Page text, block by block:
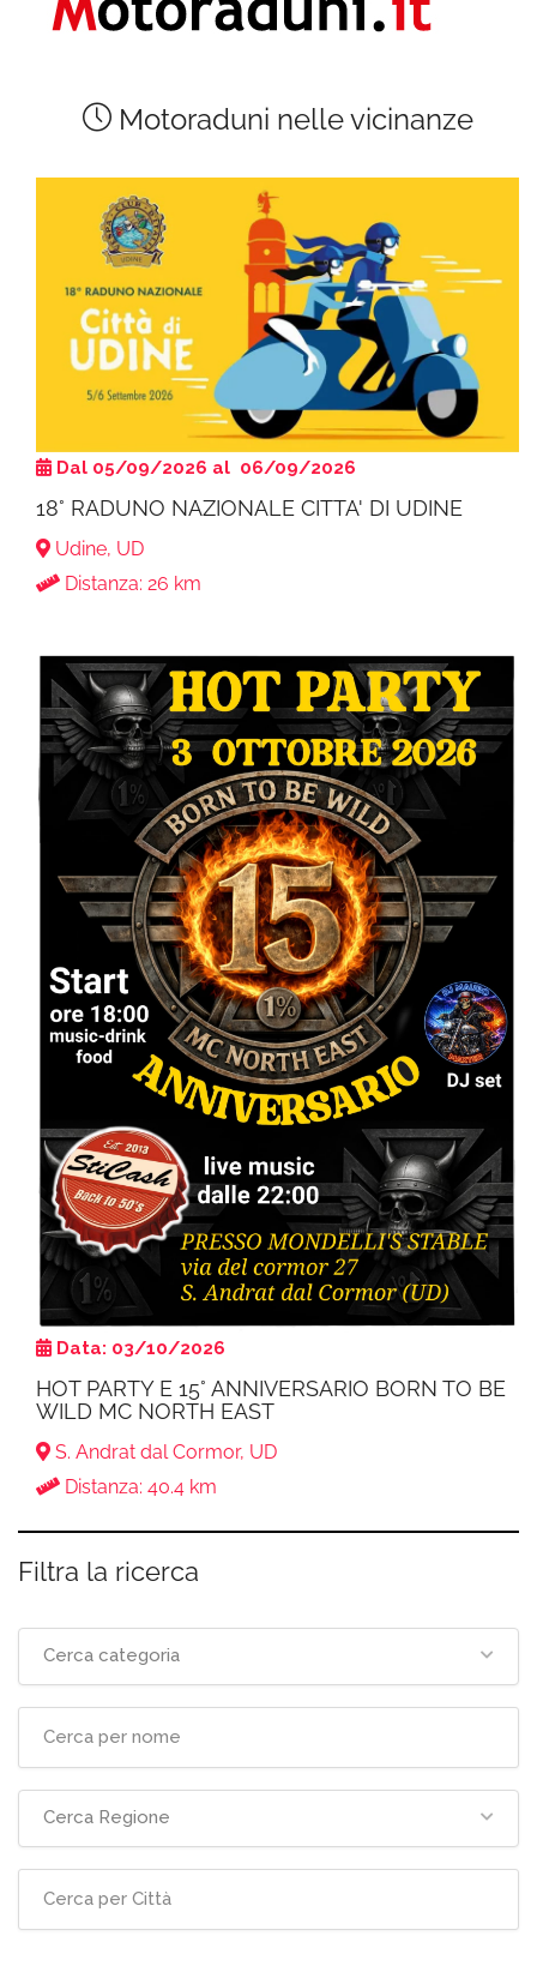
Motoraduni nelle vicinanze
Dal 05/09/2026 al 06/09/2026
18° RADUNO NAZIONALE CITTA' DI UDINE
Udine, UD
Distanza: 26 km
Data: 03/10/2026
HOT PARTY E 15° ANNIVERSARIO BORN TO BE
WILD MC NORTH EAST
S. Andrat dal Cormor, UD
Distanza: 40.4 km
Filtra la ricerca
Cerca categoria
Cerca Regione